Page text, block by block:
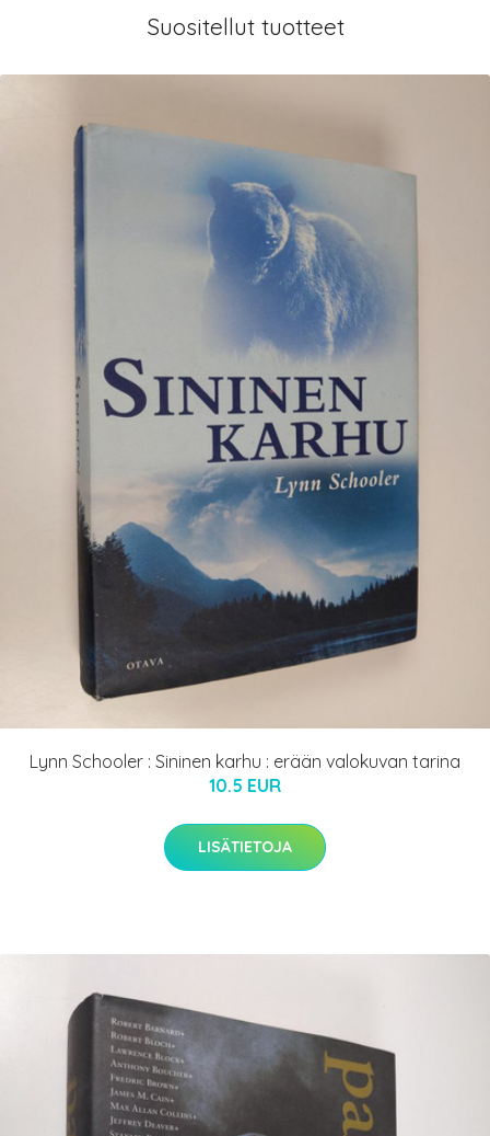
Suositellut tuotteet
Lynn Schooler : Sininen karhu : erään valokuvan tarina
10.5 EUR
LISÄTIETOJA